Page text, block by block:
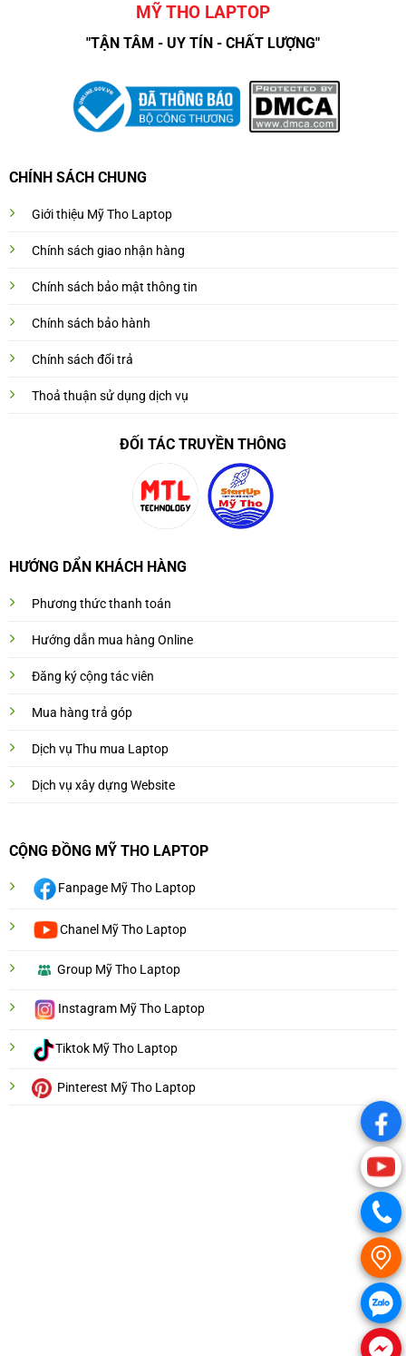
MỸ THO LAPTOP
"TẬN TÂM - UY TÍN - CHẤT LƯỢNG"
CHÍNH SÁCH CHUNG
Giới thiệu Mỹ Tho Laptop
Chính sách giao nhận hàng
Chính sách bảo mật thông tin
Chính sách bảo hành
Chính sách đổi trả
Thoả thuận sử dụng dịch vụ
ĐỐI TÁC TRUYỀN THÔNG
HƯỚNG DẨN KHÁCH HÀNG
Phương thức thanh toán
Hướng dẫn mua hàng Online
Đăng ký cộng tác viên
Mua hàng trả góp
Dịch vụ Thu mua Laptop
Dịch vụ xây dựng Website
CỘNG ĐỒNG MỸ THO LAPTOP
Fanpage Mỹ Tho Laptop
Chanel Mỹ Tho Laptop
Group Mỹ Tho Laptop
Instagram Mỹ Tho Laptop
Tiktok Mỹ Tho Laptop
Pinterest Mỹ Tho Laptop
.
.
.
.
.
.